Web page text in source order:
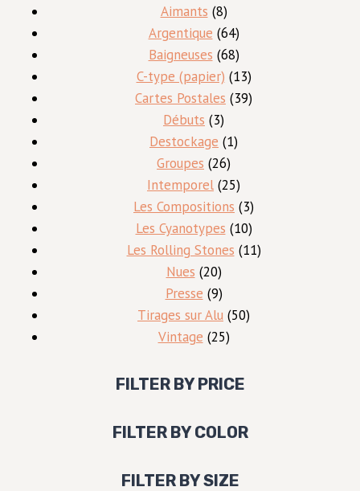
produits
Aimants 88
produits
Argentique 6464
produits
Baigneuses 6868
produits
C-type (papier) 1313
produits
Cartes Postales 3939
Débuts 33
produits
Destockage 11
Groupes 2626
produits
Intemporel 2525
produits
Les Compositions 33
produits
Les Cyanotypes 1010
produits
Les Rolling Stones 1111
Nues 2020
produits
Presse 99
produits
Tirages sur Alu 5050
Vintage 2525
FILTER BY PRICE
FILTER BY COLOR
FILTER BY SIZE